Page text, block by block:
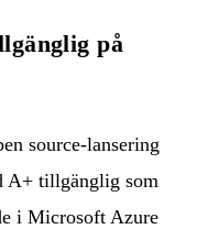
på
source-lansering
A+ tillgänglig som
i Microsoft Azure